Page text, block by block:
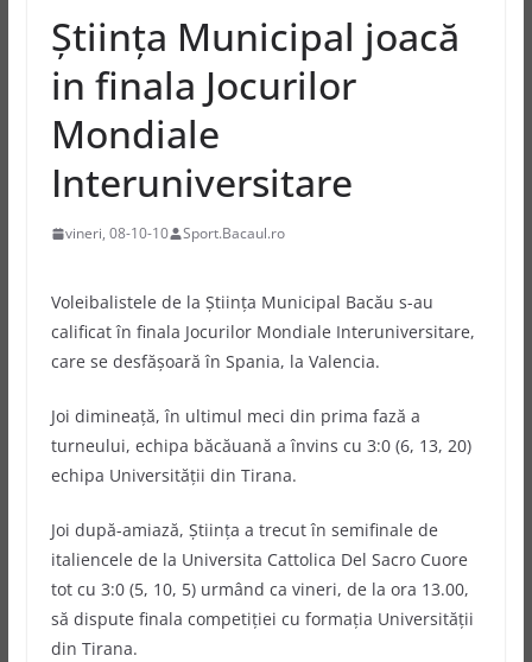
Ştiinţa Municipal joacă
in finala Jocurilor
Mondiale
Interuniversitare
vineri, 08-10-10 Sport.Bacaul.ro
Voleibalistele de la Ştiinţa Municipal Bacău s-au
calificat în finala Jocurilor Mondiale Interuniversitare,
care se desfăşoară în Spania, la Valencia.
Joi dimineaţă, în ultimul meci din prima fază a
turneului, echipa băcăuană a învins cu 3:0 (6, 13, 20)
echipa Universităţii din Tirana.
Joi după-amiază, Ştiinţa a trecut în semifinale de
italiencele de la Universita Cattolica Del Sacro Cuore
tot cu 3:0 (5, 10, 5) urmând ca vineri, de la ora 13.00,
să dispute finala competiţiei cu formaţia Universităţii
din Tirana.